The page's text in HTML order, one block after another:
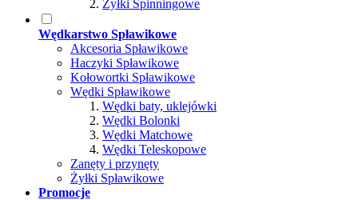
Żyłki Spinningowe
Wędkarstwo Spławikowe
Akcesoria Spławikowe
Haczyki Spławikowe
Kołowortki Spławikowe
Wędki Spławikowe
Wędki baty, uklejówki
Wędki Bolonki
Wędki Matchowe
Wędki Teleskopowe
Zanęty i przynęty
Żyłki Spławikowe
Promocje